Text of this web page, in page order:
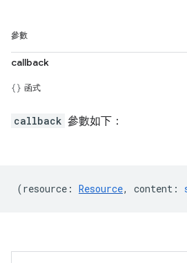
參數
callback
函式
callback 參數如下：
(resource : Resource, content :